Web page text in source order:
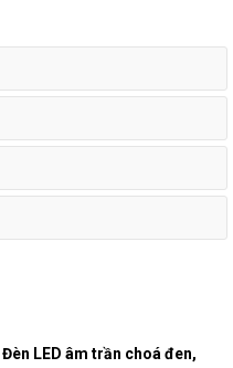
Đèn LED âm trần choá đen,